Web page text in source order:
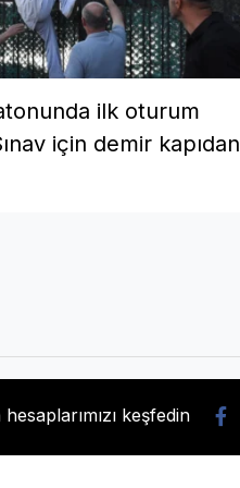
ilk oturum
için demir kapıdan
keşfedin